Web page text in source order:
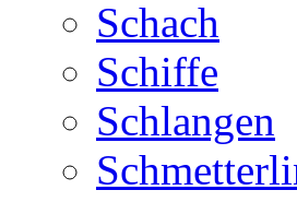
Schach
Schiffe
Schlangen